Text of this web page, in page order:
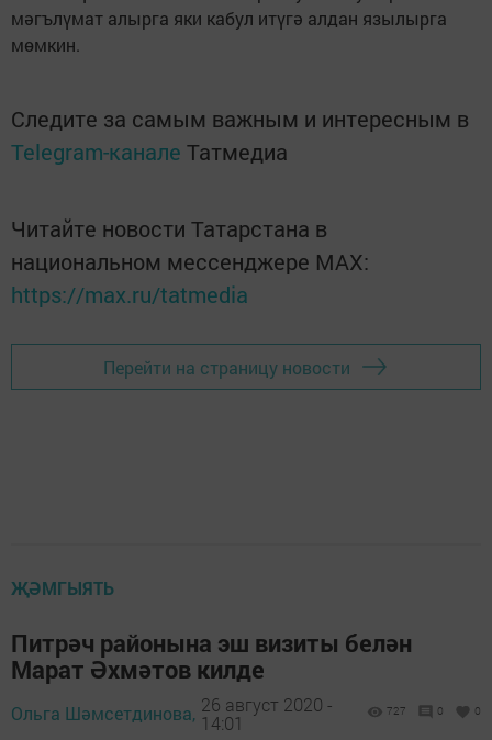
мәгълүмат алырга яки кабул итүгә алдан язылырга
мөмкин.
Следите за самым важным и интересным в
Telegram-канале Татмедиа
Читайте новости Татарстана в
национальном мессенджере MАХ:
https://max.ru/tatmedia
Перейти на страницу новости
ҖӘМГЫЯТЬ
Питрәч районына эш визиты белән
Марат Әхмәтов килде
Ольга Шәмсетдинова, 26 август 2020 -
14:01
727 0 0